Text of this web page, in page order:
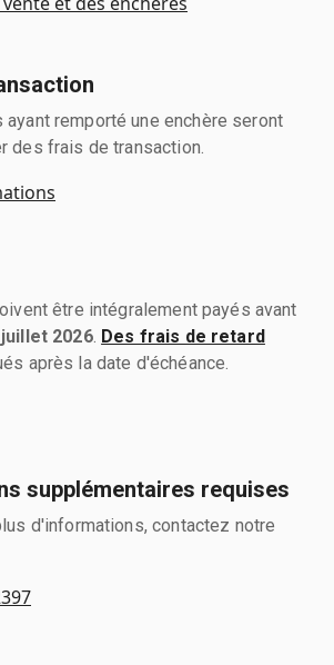
ayant remporté une enchère seront
des frais de transaction.
être intégralement payés avant
2026. Des frais de retard
après la date d'échéance.
supplémentaires requises
d'informations, contactez notre